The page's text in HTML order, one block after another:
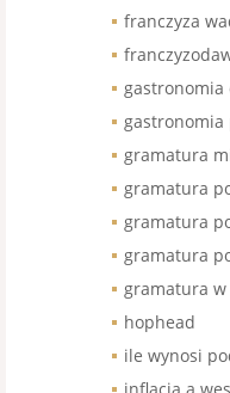
franczyza
gastronomia
gastronomia
gramatura
gramatura
gramatura
gramatura
gramatura
hophead
ile wynosi
inflacja a